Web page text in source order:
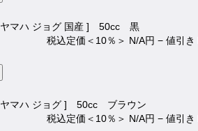
ヤマハ ジョグ 国産 ] 50cc 黒
税込定価＜10％＞ N/A円 − 値引
ヤマハ ジョグ ] 50cc ブラウン
税込定価＜10％＞ N/A円 − 値引